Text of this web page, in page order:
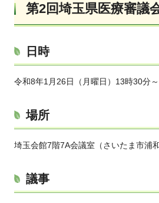
第2回埼玉県医療審議
日時
令和8年1月26日（月曜日）13時30分～
場所
埼玉会館7階7A会議室（さいたま市浦
議事